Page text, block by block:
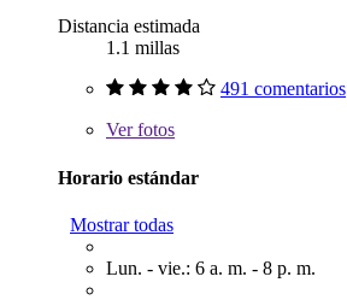
Distancia estimada
1.1 millas
491 comentarios
Verfotos
Horario estándar
Mostrar todas
Lun. - vie.: 6 a. m. - 8 p. m.